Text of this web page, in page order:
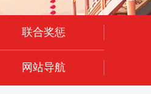
联合奖惩
网站导航